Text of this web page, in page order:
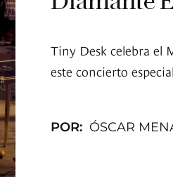
Tiny Desk celebra el
este concierto
POR: ÓSCAR